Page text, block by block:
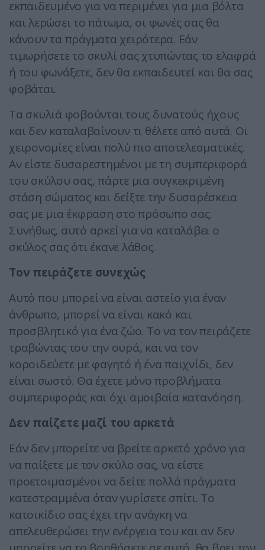
εκπαιδευμένο για να περιμένει για μια βόλτα
και λερώσει το πάτωμα, οι φωνές σας θα
κάνουν τα πράγματα χειρότερα. Εάν
τιμωρήσετε το σκυλί σας χτυπώντας το ελαφρά
ή του φωνάξετε, δεν θα εκπαιδευτεί και θα σας
φοβάται.
Τα σκυλιά φοβούνται τους δυνατούς ήχους
και δεν καταλαβαίνουν τι θέλετε από αυτά. Οι
χειρονομίες είναι πολύ πιο αποτελεσματικές.
Αν είστε δυσαρεστημένοι με τη συμπεριφορά
του σκύλου σας, πάρτε μια συγκεκριμένη
στάση σώματος και δείξτε την δυσαρέσκεια
σας με μια έκφραση στο πρόσωπο σας.
Συνήθως, αυτό αρκεί για να καταλάβει ο
σκύλος σας ότι έκανε λάθος.
Τον πειράζετε συνεχώς
Αυτό που μπορεί να είναι αστείο για έναν
άνθρωπο, μπορεί να είναι κακό και
προσβλητικό για ένα ζώο. Το να τον πειράζετε
τραβώντας του την ουρά, και να τον
κοροιδεύετε με φαγητό ή ένα παιχνίδι, δεν
είναι σωστό. Θα έχετε μόνο προβλήματα
συμπεριφοράς και όχι αμοιβαία κατανόηση.
Δεν παίζετε μαζί του αρκετά
Εάν δεν μπορείτε να βρείτε αρκετό χρόνο για
να παίξετε με τον σκύλο σας, να είστε
προετοιμασμένοι να δείτε πολλά πράγματα
κατεστραμμένα όταν γυρίσετε σπίτι. Το
κατοικίδιο σας έχει την ανάγκη να
απελευθερώσει την ενέργεια του και αν δεν